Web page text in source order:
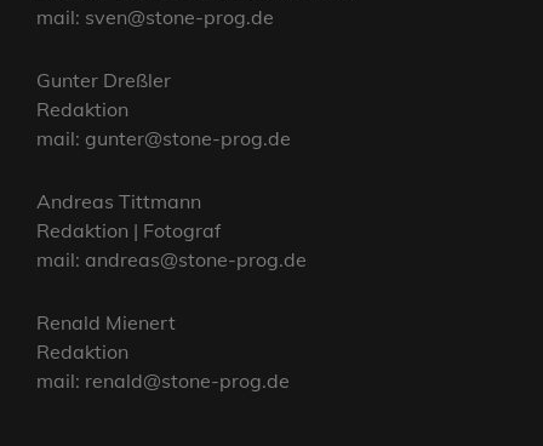
mail: sven@stone-prog.de
Gunter Dreßler
Redaktion
mail: gunter@stone-prog.de
Andreas Tittmann
Redaktion | Fotograf
mail: andreas@stone-prog.de
Renald Mienert
Redaktion
mail: renald@stone-prog.de